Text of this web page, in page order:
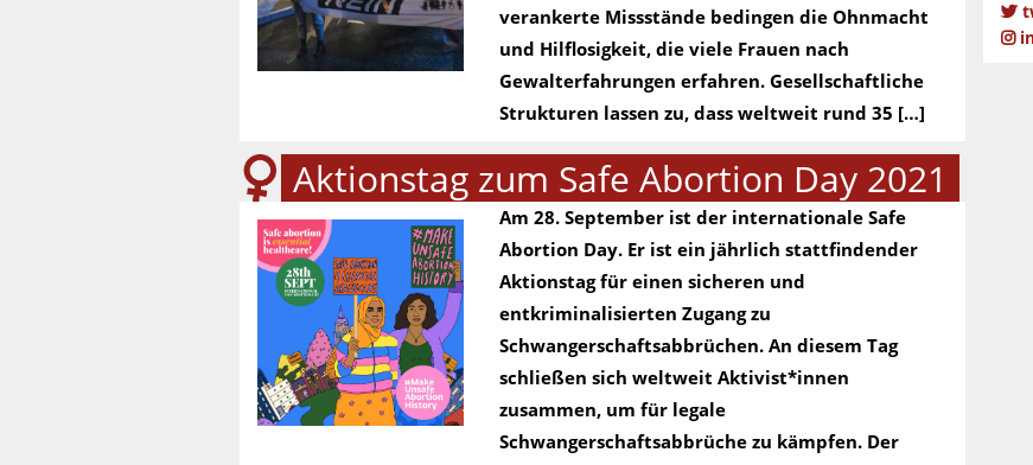
verankerte Missstände bedingen die Ohnmacht
und Hilflosigkeit, die viele Frauen nach
Gewalterfahrungen erfahren. Gesellschaftliche
Strukturen lassen zu, dass weltweit rund 35 […]
Aktionstag zum Safe Abortion Day 2021
Am 28. September ist der internationale Safe
Abortion Day. Er ist ein jährlich stattfindender
Aktionstag für einen sicheren und
entkriminalisierten Zugang zu
Schwangerschaftsabbrüchen. An diesem Tag
schließen sich weltweit Aktivist*innen
zusammen, um für legale
Schwangerschaftsabbrüche zu kämpfen. Der